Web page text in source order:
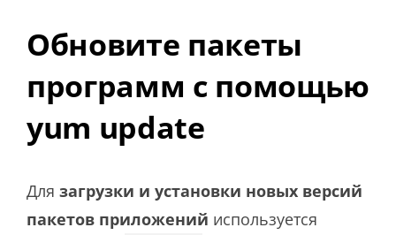
Обновите пакеты
программ с помощью
yum update
Для загрузки и установки новых версий
пакетов приложений используется